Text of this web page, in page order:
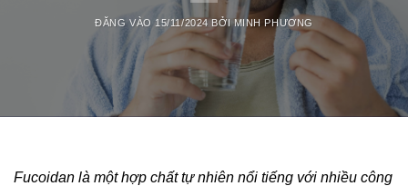
ĐĂNG VÀO 15/11/2024 BỞI MINH PHƯƠNG
Fucoidan là một hợp chất tự nhiên nổi tiếng với nhiều công